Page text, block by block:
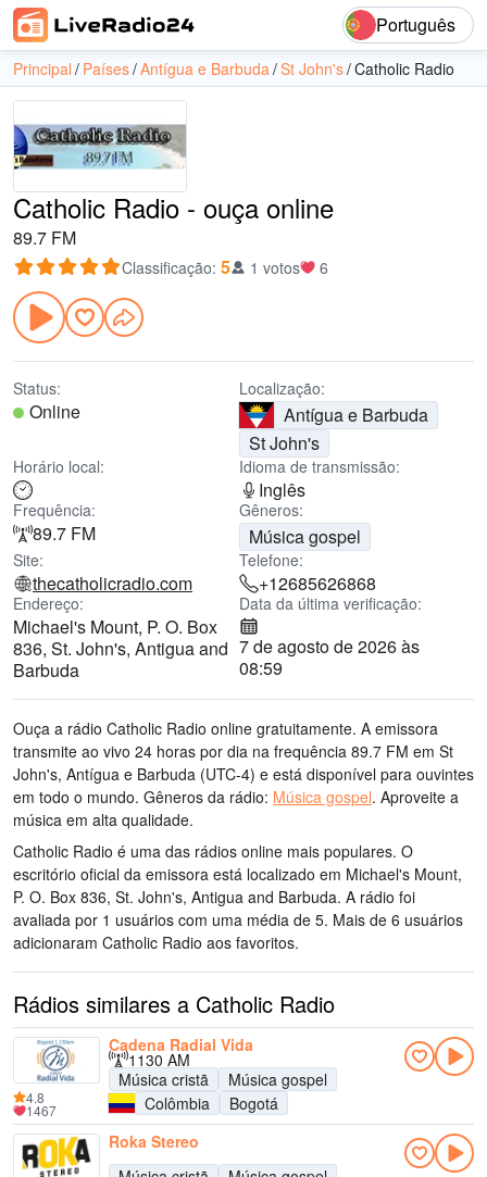
Português
Principal Países Antígua e Barbuda St John's Catholic Radio
Catholic Radio - ouça online
89.7 FM
Classificação: 5 1 votos 6
Status:
Online
Localização:
Antígua e Barbuda
St John's
Horário local: Idioma de transmissão:
Inglês
Frequência:
89.7 FM
Gêneros:
Música gospel
Site:
thecatholicradio.com
Telefone:
+12685626868
Endereço:
Michael's Mount, P. O. Box
836, St. John's, Antigua and
Barbuda
Data da última verificação:
7 de agosto de 2026 às
08:59
Ouça a rádio Catholic Radio online gratuitamente. A emissora
transmite ao vivo 24 horas por dia na frequência 89.7 FM em St
John's, Antígua e Barbuda (UTC-4) e está disponível para ouvintes
em todo o mundo. Gêneros da rádio: Música gospel. Aproveite a
música em alta qualidade.
Catholic Radio é uma das rádios online mais populares. O
escritório oficial da emissora está localizado em Michael's Mount,
P. O. Box 836, St. John's, Antigua and Barbuda. A rádio foi
avaliada por 1 usuários com uma média de 5. Mais de 6 usuários
adicionaram Catholic Radio aos favoritos.
Rádios similares a Catholic Radio
Cadena Radial Vida
1130 AM
Música cristã
Música gospel
Colômbia
Bogotá
4.8
1467
Roka Stereo